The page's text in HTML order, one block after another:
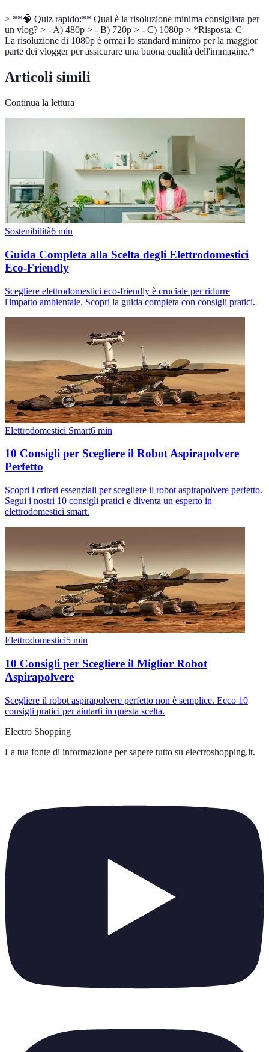
> **🧠 Quiz rapido:** Qual è la risoluzione minima consigliata per
un vlog? > - A) 480p > - B) 720p > - C) 1080p > *Risposta: C —
La risoluzione di 1080p è ormai lo standard minimo per la maggior
parte dei vlogger per assicurare una buona qualità dell'immagine.*
Articoli simili
Continua la lettura
Sostenibilità6 min
Guida Completa alla Scelta degli Elettrodomestici
Eco-Friendly
Scegliere elettrodomestici eco-friendly è cruciale per ridurre
l'impatto ambientale. Scopri la guida completa con consigli pratici.
Elettrodomestici Smart6 min
10 Consigli per Scegliere il Robot Aspirapolvere
Perfetto
Scopri i criteri essenziali per scegliere il robot aspirapolvere perfetto.
Segui i nostri 10 consigli pratici e diventa un esperto in
elettrodomestici smart.
Elettrodomestici5 min
10 Consigli per Scegliere il Miglior Robot
Aspirapolvere
Scegliere il robot aspirapolvere perfetto non è semplice. Ecco 10
consigli pratici per aiutarti in questa scelta.
Electro Shopping
La tua fonte di informazione per sapere tutto su electroshopping.it.